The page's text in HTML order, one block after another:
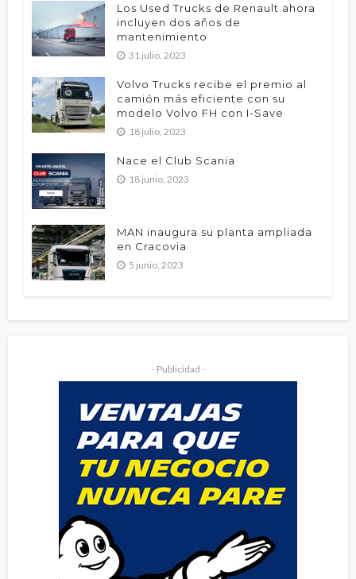
Los Used Trucks de Renault ahora
incluyen dos años de
mantenimiento
31 julio, 2023
Volvo Trucks recibe el premio al
camión más eficiente con su
modelo Volvo FH con I-Save
18 julio, 2023
Nace el Club Scania
18 junio, 2023
MAN inaugura su planta ampliada
en Cracovia
5 junio, 2023
- Publicidad -